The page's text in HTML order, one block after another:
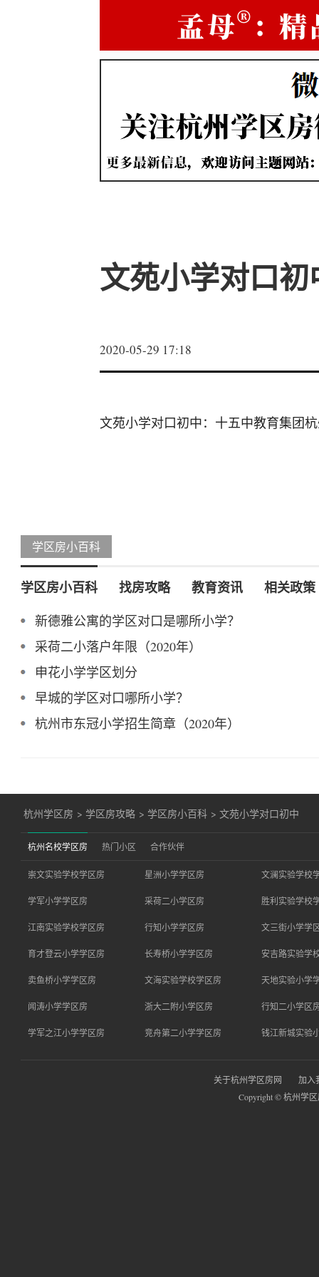
文苑小学对口初
2020-05-29 17:18
文苑小学对口初中：十五中教育集团
学区房小百科
学区房小百科 找房攻略 教育资讯 相关政策
新德雅公寓的学区对口是哪所小学？
采荷二小落户年限（2020年）
申花小学学区划分
早城的学区对口哪所小学？
杭州市东冠小学招生简章（2020年）
杭州学区房 > 学区房攻略 > 学区房小百科 >文苑小学对口初中
杭州名校学区房 热门小区 合作伙伴
崇文实验学校学区房 星洲小学学区房 文澜实验学校
学军小学学区房 采荷二小学区房 胜利实验学校
江南实验学校学区房 行知小学学区房 文三街小学学
育才登云小学学区房 长寿桥小学学区房 安吉路实验学
卖鱼桥小学学区房 文海实验学校学区房 天地实验小学
闻涛小学学区房 浙大二附小学区房 行知二小学区
学军之江小学学区房 竞舟第二小学学区房 钱江新城实验
关于杭州学区房网
加入
Copyright © 杭州学